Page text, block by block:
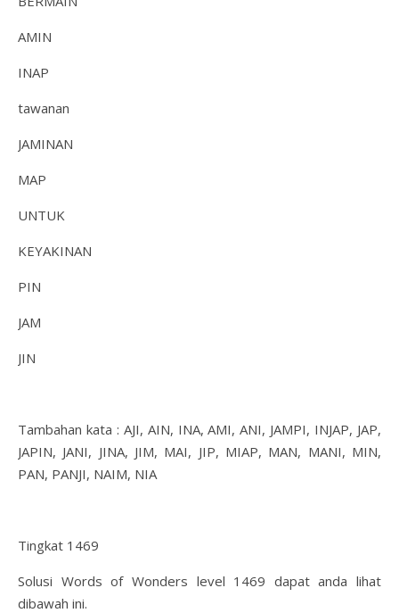
AMIN
INAP
tawanan
JAMINAN
MAP
UNTUK
KEYAKINAN
PIN
JAM
JIN
Tambahan kata : AJI, AIN, INA, AMI, ANI, JAMPI, INJAP, JAP,
JAPIN, JANI, JINA, JIM, MAI, JIP, MIAP, MAN, MANI, MIN,
PAN, PANJI, NAIM, NIA
Tingkat 1469
Solusi Words of Wonders level 1469 dapat anda lihat
dibawah ini.